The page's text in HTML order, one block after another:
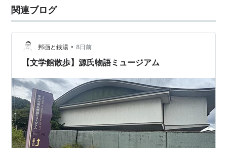
若菜（上）
若菜（下）
柏木
横笛
夕霧
御法
まぼろし
匂宮
関連ブログ
邦画と銭湯 • 8日前
【文学館散歩】源氏物語ミュージアム